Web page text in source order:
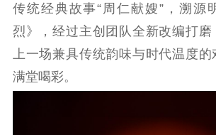
工作动态
理论武装
理论学习 宣传宣讲
哲学社科
传统经典故事“周仁献嫂”，溯源
烈》，经过主创团队全新改编打磨
上一场兼具传统韵味与时代温度
满堂喝彩。